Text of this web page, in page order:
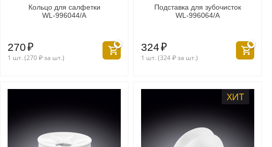
Кольцо для салфетки
WL‑996044/A
270₽
1 шт. (270₽за шт.)
Подставка для зубочисток
WL‑996064/A
324₽
1 шт. (324₽за шт.)
ХИТ